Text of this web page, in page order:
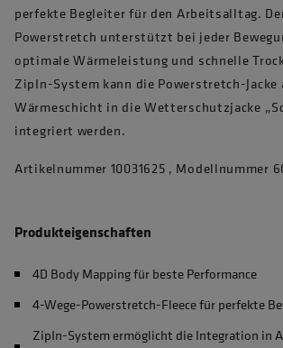
perfekte Begleiter für den Arbeitsalltag.
Powerstretch unterstützt bei jeder
optimale Wärmeleistung und schnelle
ZipIn-System kann die Powerstretch-Jacke
Wärmeschicht in die Wetterschutzjacke
integriert werden.
Artikelnummer 10031625 , Modellnummer
Produkteigenschaften
4D Body Mapping für beste Performance
4-Wege-Powerstretch-Fleece für perfekte
ZipIn-System ermöglicht die Integration in